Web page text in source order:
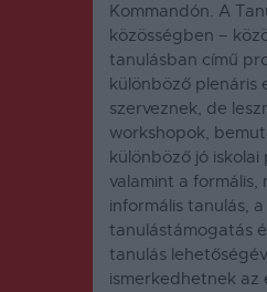
Kommandón. A
közösségben –
tanulásban című
különböző plenáris
szerveznek, de
workshopok,
különböző jó iskolai
valamint a formális,
informális tanulás,
tanulástámogatás
tanulás
ismerkedhetnek az